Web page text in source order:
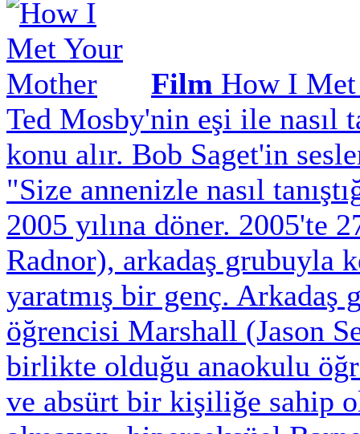
Film How I
Ted Mosby'nin eşi ile nasıl
konu alır. Bob Saget'in
"Size annenizle nasıl
2005 yılına döner. 2005'te
Radnor), arkadaş grubuyla
yaratmış bir genç. Arkadaş
öğrencisi Marshall (Jason
birlikte olduğu anaokulu
ve absürt bir kişiliğe sahip